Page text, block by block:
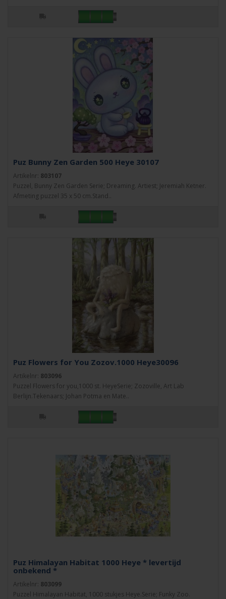
Puz Bunny Zen Garden 500 Heye 30107
Artikelnr: 803107
Puzzel, Bunny Zen Garden Serie; Dreaming. Artiest; Jeremiah Ketner.
Afmeting puzzel 35 x 50 cm.Stand..
Puz Flowers for You Zozov.1000 Heye30096
Artikelnr: 803096
Puzzel Flowers for you,1000 st. HeyeSerie; Zozoville, Art Lab
Berlijn.Tekenaars; Johan Potma en Mate..
Puz Himalayan Habitat 1000 Heye * levertijd
onbekend *
Artikelnr: 803099
Puzzel Himalayan Habitat, 1000 stukjes Heye.Serie; Funky Zoo.